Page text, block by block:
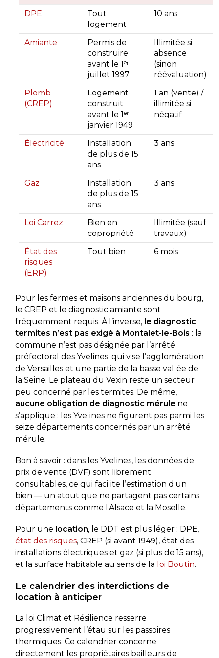
DPE
Tout
logement
10 ans
Amiante
Permis de
construire
avant le 1ᵉʳ
juillet 1997
Illimitée si
absence
(sinon
réévaluation)
Plomb
(CREP)
Logement
construit
avant le 1ᵉʳ
janvier 1949
1 an (vente) /
illimitée si
négatif
Électricité
Installation
de plus de 15
ans
3 ans
Gaz
Installation
de plus de 15
ans
3 ans
Loi Carrez
Bien en
copropriété
Illimitée (sauf
travaux)
État des
risques
(ERP)
Tout bien 6 mois
Pour les fermes et maisons anciennes du bourg,
le CREP et le diagnostic amiante sont
fréquemment requis. À l’inverse, le diagnostic
termites n’est pas exigé à Montalet-le-Bois : la
commune n’est pas désignée par l’arrêté
préfectoral des Yvelines, qui vise l’agglomération
de Versailles et une partie de la basse vallée de
la Seine. Le plateau du Vexin reste un secteur
peu concerné par les termites. De même,
aucune obligation de diagnostic mérule ne
s’applique : les Yvelines ne figurent pas parmi les
seize départements concernés par un arrêté
mérule.
Bon à savoir : dans les Yvelines, les données de
prix de vente (DVF) sont librement
consultables, ce qui facilite l’estimation d’un
bien — un atout que ne partagent pas certains
départements comme l’Alsace et la Moselle.
Pour une location, le DDT est plus léger : DPE,
état des risques, CREP (si avant 1949), état des
installations électriques et gaz (si plus de 15 ans),
et la surface habitable au sens de la loi Boutin.
Le calendrier des interdictions de
location à anticiper
La loi Climat et Résilience resserre
progressivement l’étau sur les passoires
thermiques. Ce calendrier concerne
directement les propriétaires bailleurs de